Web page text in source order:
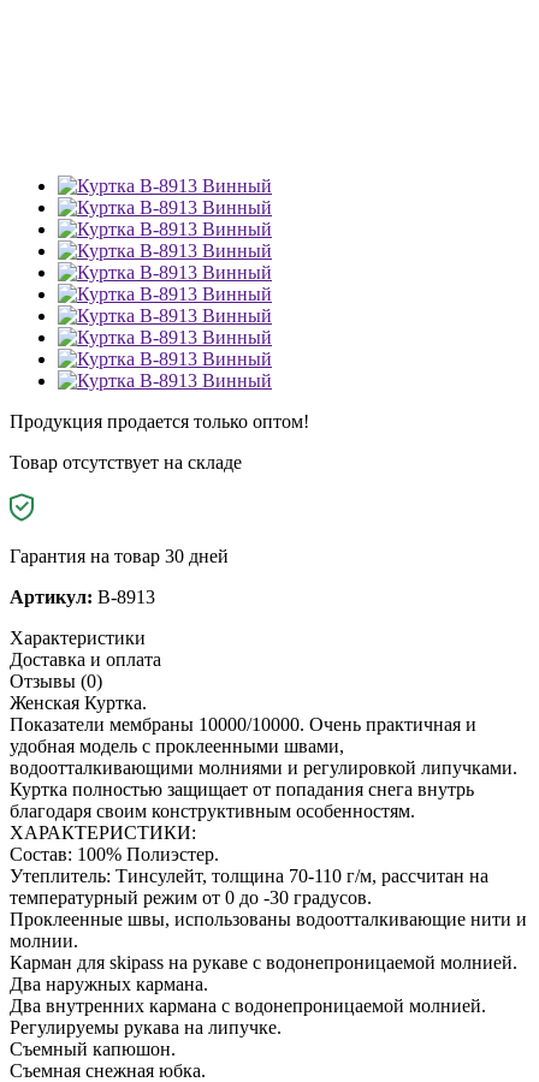
Продукция продается только оптом!
Товар отсутствует на складе
Гарантия на товар 30 дней
Артикул: B-8913
Характеристики
Доставка и оплата
Отзывы (0)
Женская Куртка.
Показатели мембраны 10000/10000. Очень практичная и
удобная модель с проклеенными швами,
водоотталкивающими молниями и регулировкой липучками.
Куртка полностью защищает от попадания снега внутрь
благодаря своим конструктивным особенностям.
ХАРАКТЕРИСТИКИ:
Состав: 100% Полиэстер.
Утеплитель: Тинсулейт, толщина 70-110 г/м, рассчитан на
температурный режим от 0 до -30 градусов.
Проклеенные швы, использованы водоотталкивающие нити и
молнии.
Карман для skipass на рукаве с водонепроницаемой молнией.
Два наружных кармана.
Два внутренних кармана с водонепроницаемой молнией.
Регулируемы рукава на липучке.
Съемный капюшон.
Съемная снежная юбка.